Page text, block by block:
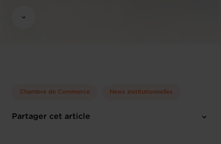
Chambre de Commerce News institutionnelles
Partager cet article